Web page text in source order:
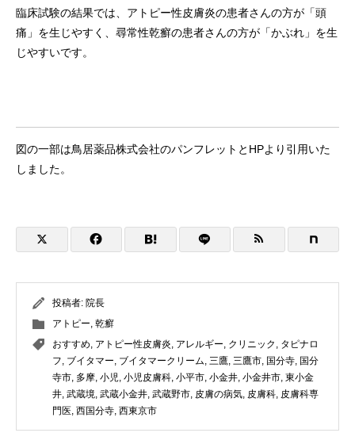
臨床試験の結果では、アトピー性皮膚炎の患者さんの方が「頭
痛」を生じやすく、尋常性乾癬の患者さんの方が「かぶれ」を生
じやすいです。
図の一部は鳥居薬品株式会社のパンフレットとHPより引用いた
しました。
投稿者: 院長
アトピー, 乾癬
おすすめ, アトピー性皮膚炎, アレルギー, クリニック , タピナロ
フ, ブイタマー, ブイタマークリーム, 三鷹, 三鷹市, 国分寺, 国分
寺市, 多摩, 小児, 小児皮膚科, 小平市, 小金井, 小金井市, 東小金
井, 武蔵境, 武蔵小金井, 武蔵野市, 皮膚の病気, 皮膚科, 皮膚科専
門医, 西国分寺, 西東京市